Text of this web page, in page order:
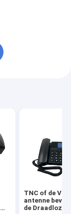
TNC of de
antenne
de Draadloze